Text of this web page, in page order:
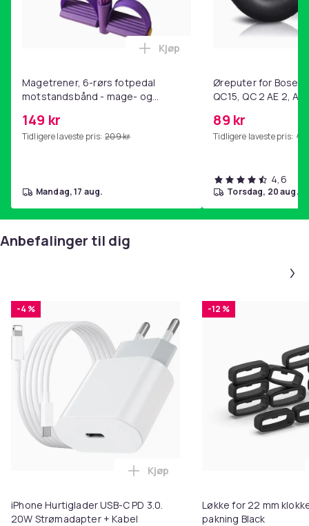
Magetrener, 6-rørs fotpedal
motstandsbånd - mage- og
hjemmegymnastikk Purple
149 kr
Tidligere laveste pris: 209 kr
Legg Magetrener, 6-rørs
Kjøp
mandag, 17 aug.
Øreputer for Bose
QC15, QC 2 AE 2, AE
89 kr
Tidligere laveste pris: 99
4,6
torsdag, 20 aug.
Anbefalinger til dig
-4 %
iPhone Hurtiglader USB-C PD 3.0.
20W Strømadapter + Kabel
Legg iPhone Hurtiglader USB-C
Kjøp
-12 %
Løkke for 22 mm
pakning Black